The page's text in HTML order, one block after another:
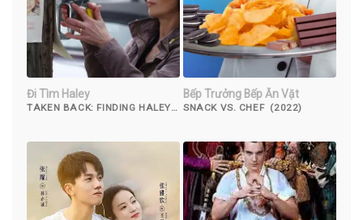
Đi Tìm Haley
TAKEN BACK: FINDING HALEY
Bếp Trưởng Bếp Ăn Vặt
SNACK VS. CHEF (2022)